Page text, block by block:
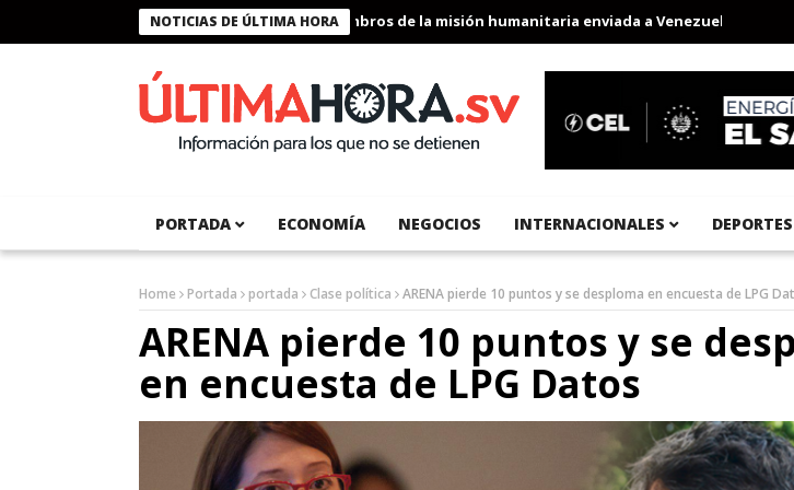
NOTICIAS DE ÚLTIMA HORA
Presidente Bukele condecora a miembros de la misión humanitaria enviada a Venezuela Aeropuerto
PORTADA ECONOMÍA NEGOCIOS INTERNACIONALES DEPORTES
Home Portada portada Clase política ARENA pierde 10 puntos y se desploma en encuesta de LPG
ARENA pierde 10 puntos y se
en encuesta de LPG Datos